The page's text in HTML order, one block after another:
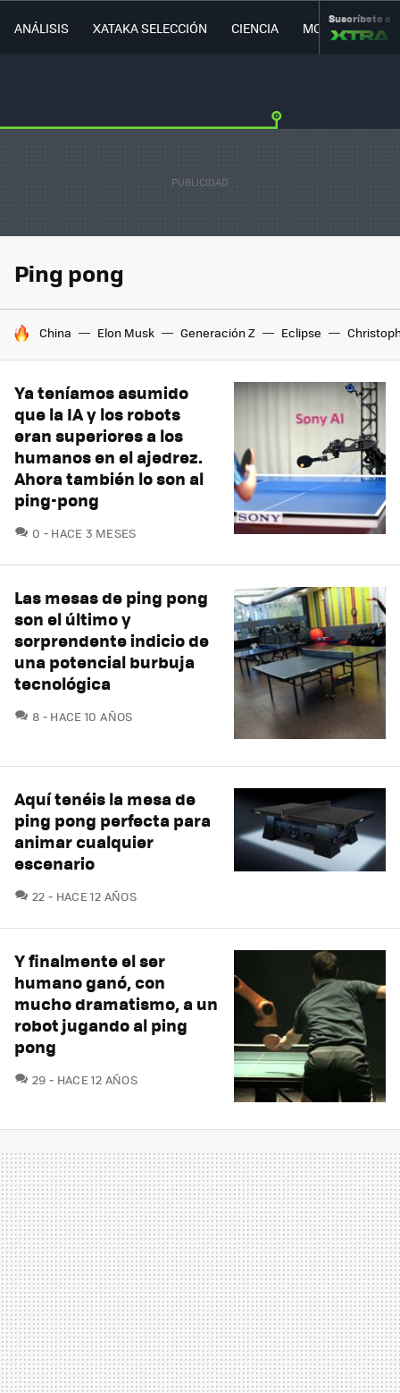
ANÁLISIS XATAKA SELECCIÓN CIENCIA MOVILIDAD
Suscríbete a
Ping pong
HOY SE HABLA DE
China Elon Musk Generación Z Eclipse
Ya teníamos asumido
que la IA y los robots
eran superiores a los
humanos en el ajedrez.
Ahora también lo son al
ping-pong
0 COMENTARIOS
HACE 3 MESES
Las mesas de ping pong
son el último y
sorprendente indicio de
una potencial burbuja
tecnológica
8 COMENTARIOS
HACE 10 AÑOS
Aquí tenéis la mesa de
ping pong perfecta para
animar cualquier
escenario
22 COMENTARIOS
HACE 12 AÑOS
Y finalmente el ser
humano ganó, con
mucho dramatismo, a un
robot jugando al ping
pong
29 COMENTARIOS
HACE 12 AÑOS